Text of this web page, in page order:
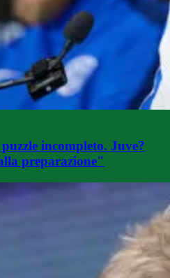
incompleto. Juve?
preparazione"